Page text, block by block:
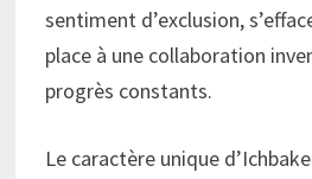
sentiment d’exclusion,
place à une collaboration
progrès constants.
Le caractère unique